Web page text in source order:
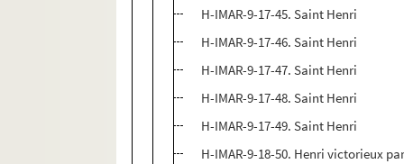
H-IMAR-9-17-45. Saint Henri
H-IMAR-9-17-46. Saint Henri
H-IMAR-9-17-47. Saint Henri
H-IMAR-9-17-48. Saint Henri
H-IMAR-9-17-49. Saint Henri
H-IMAR-9-18-50. Henri victorieux